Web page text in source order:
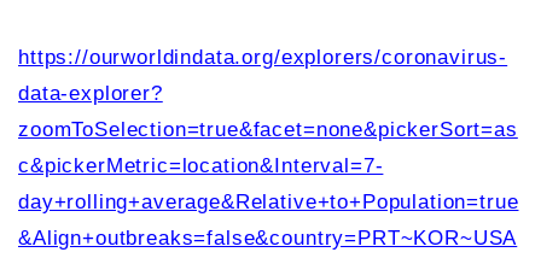
https://ourworldindata.org/explorers/coronavirus-
data-explorer?
zoomToSelection=true&facet=none&pickerSort=as
c&pickerMetric=location&Interval=7-
day+rolling+average&Relative+to+Population=true
&Align+outbreaks=false&country=PRT~KOR~USA